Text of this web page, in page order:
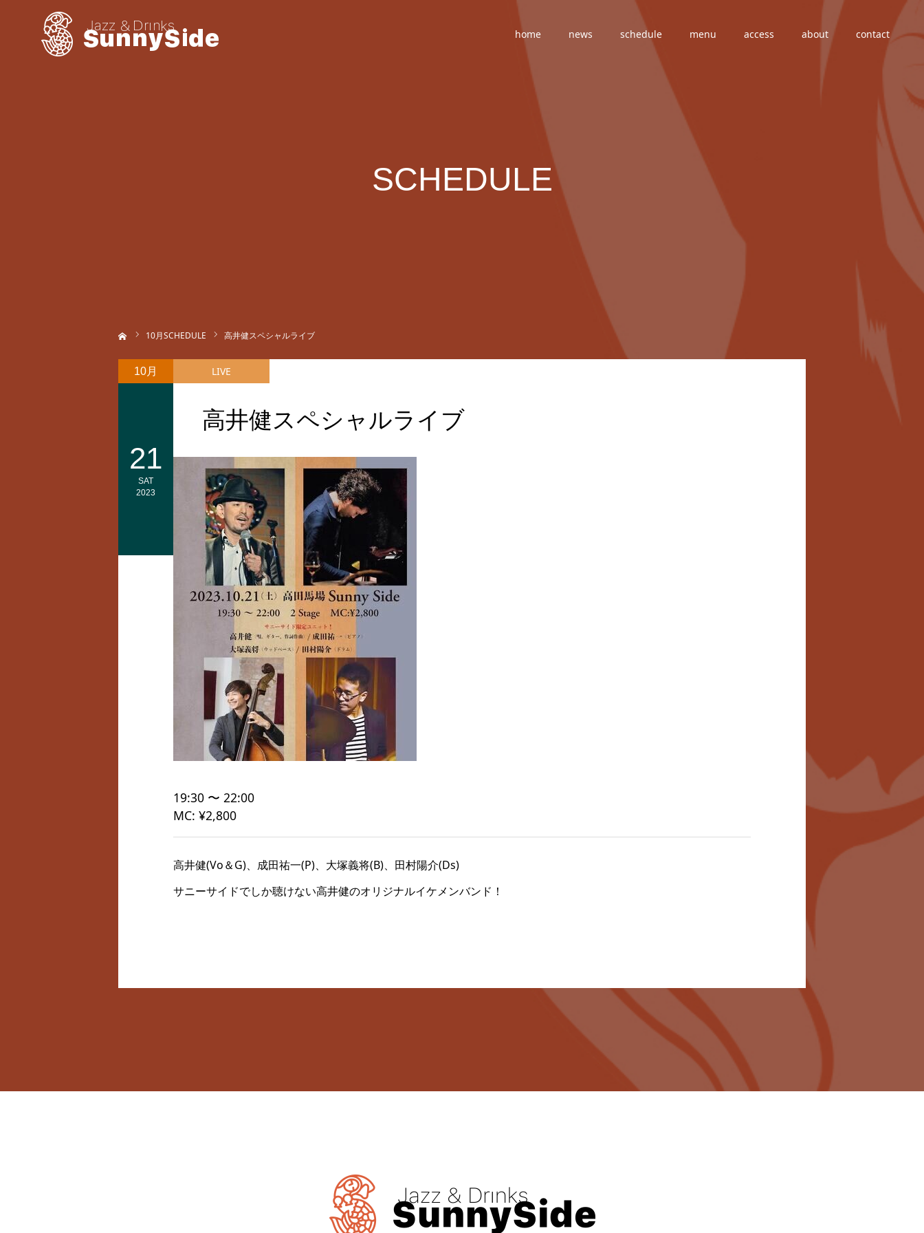
home news schedule menu access about contact
SCHEDULE
10月SCHEDULE 高井健スペシャルライブ
高井健スペシャルライブ
10月
21
SAT
2023
LIVE
19:30 〜 22:00
MC: ¥2,800
高井健(Vo＆G)、成田祐一(P)、大塚義将(B)、田村陽介(Ds)
サニーサイドでしか聴けない高井健のオリジナルイケメンバンド！